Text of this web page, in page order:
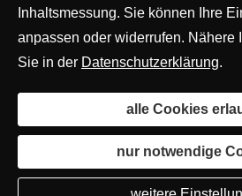
Inhaltsmessung. Sie können Ihre
anpassen oder widerrufen. Nähere
Sie in der Datenschutzerklärung.
alle Cookies
nur notwendige